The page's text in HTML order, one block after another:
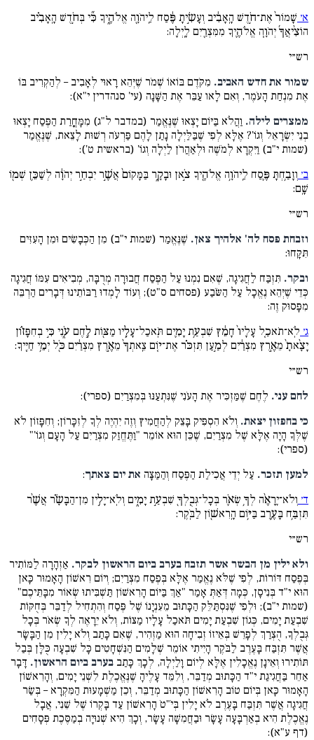
א׳ שָׁמוֹר֙ אֶת־חֹ֣דֶשׁ הָֽאָבִ֔יב וְעָשִׂ֣יתָ פֶּ֔סַח לַֽיהֹוָ֖ה אֱלֹהֶ֑יךָ כִּ֞י בְּחֹ֣דֶשׁ הָֽאָבִ֗יב
הוֹצִ֨יאֲךָ֜ יְהֹוָ֧ה אֱלֹהֶ֛יךָ מִמִּצְרַ֖יִם לָֽיְלָה:
רש״י
שמור את חדש האביב. מִקֹּדֶם בּוֹאוֹ שְׁמֹר שֶׁיְּהֵא רָאוּי לְאָבִיב – לְהַקְרִיב בּוֹ
אֶת מִנְחַת הָעֹמֶר, וְאִם לָאו עַבֵּר אֶת הַשָּׁנָה (עי' סנהדרין י"א):
ממצרים לילה. וַהֲלֹא בַּיּוֹם יָצְאוּ שֶׁנֶּאֱמַר (במדבר ל"ג) מִמָּחֳרַת הַפֶּסַח יָצְאוּ
בְנֵי יִשְׂרָאֵל וְגוֹ'? אֶלָּא לְפִי שֶׁבַּלַּיְלָה נָתַן לָהֶם פַּרְעֹה רְשׁוּת לָצֵאת, שֶׁנֶּאֱמַר
(שמות י"ב) וַיִּקְרָא לְמֹשֶׁה וּלְאַהֲרֹן לַיְלָה וְגוֹ' (בראשית ט'):
ב׳ וְזָבַ֥חְתָּ פֶּ֛סַח לַֽיהֹוָ֥ה אֱלֹהֶ֖יךָ צֹ֣אן וּבָקָ֑ר בַּמָּקוֹם֙ אֲשֶׁ֣ר יִבְחַ֣ר יְהֹוָ֔ה לְשַׁכֵּ֥ן שְׁמ֖וֹ
שָֽׁם:
רש״י
וזבחת פסח לה' אלהיך צאן. שֶׁנֶּאֱמַר (שמות י"ב) מִן הַכְּבָשִׂים וּמִן הָעִזִּים
תִּקָּחוּ:
ובקר. תִּזְבַּח לַחֲגִיגָה, שֶׁאִם נִמְנוּ עַל הַפֶּסַח חֲבוּרָה מְרֻבָּה, מְבִיאִים עִמּוֹ חֲגִיגָה
כְּדֵי שֶׁיְּהֵא נֶאֱכָל עַל הַשֹּׂבַע (פסחים ס"ט); וְעוֹד לָמְדוּ רַבּוֹתֵינוּ דְּבָרִים הַרְבֵּה
מִפָּסוּק זֶה:
ג׳ לֹֽא־תֹאכַ֤ל עָלָיו֙ חָמֵ֔ץ שִׁבְעַ֥ת יָמִ֛ים תֹּֽאכַל־עָלָ֥יו מַצּ֖וֹת לֶ֣חֶם עֹ֑נִי כִּ֣י בְחִפָּז֗וֹן
יָצָ֨אתָ֙ מֵאֶ֣רֶץ מִצְרַ֔יִם לְמַ֣עַן תִּזְכֹּ֗ר אֶת־י֤וֹם צֵֽאתְךָ֙ מֵאֶ֣רֶץ מִצְרַ֔יִם כֹּ֖ל יְמֵ֥י חַיֶּֽיךָ:
רש״י
לחם עני. לֶחֶם שֶׁמַּזְכִּיר אֶת הָעֹנִי שֶׁנִּתְעַנּוּ בְּמִצְרַיִם (ספרי):
כי בחפזון יצאת. וְלֹא הִסְפִּיק בָּצֵק לְהַחֲמִיץ וְזֶה יִהְיֶה לְךָ לְזִכָּרוֹן; וְחִפָּזוֹן לֹא
שֶׁלְּךָ הָיָה אֶלָּא שֶׁל מִצְרַיִם, שֶׁכֵּן הוּא אוֹמֵר "וַתֶּחֱזַק מִצְרַיִם עַל הָעָם וְגוֹ'"
(ספרי):
למען תזכר. עַל יְדֵי אֲכִילַת הַפֶּסַח וְהַמַּצָּה את יום צאתך:
ד׳ וְלֹא־יֵֽרָאֶ֨ה לְךָ֥ שְׂאֹ֛ר בְּכָל־גְּבֻֽלְךָ֖ שִׁבְעַ֣ת יָמִ֑ים וְלֹֽא־יָלִ֣ין מִן־הַבָּשָׂ֗ר אֲשֶׁ֨ר
תִּזְבַּ֥ח בָּעֶ֛רֶב בַּיּ֥וֹם הָֽרִאשׁ֖וֹן לַבֹּֽקֶר:
רש״י
ולא ילין מן הבשר אשר תזבח בערב ביום הראשון לבקר. אַזְהָרָה לַמּוֹתִיר
בְּפֶסַח דּוֹרוֹת, לְפִי שֶׁלֹּא נֶאֱמַר אֶלָּא בְּפֶסַח מִצְרַיִם; וְיוֹם רִאשׁוֹן הָאָמוּר כָּאן
הוּא י"ד בְּנִיסָן, כְּמָה דְּאַתְּ אָמַר "אַךְ בַּיּוֹם הָרִאשׁוֹן תַּשְׁבִּיתוּ שְׂאוֹר מִבָּתֵּיכֶם"
(שמות י"ב); וּלְפִי שֶׁנִּסְתַּלֵּק הַכָּתוּב מֵעִנְיָנוֹ שֶׁל פֶּסַח וְהִתְחִיל לְדַבֵּר בְּחֻקּוֹת
שִׁבְעַת יָמִים, כְּגוֹן שִׁבְעַת יָמִים תֹּאכַל עָלָיו מַצּוֹת, וְלֹא יֵרָאֶה לְךָ שְׂאֹר בְּכָל
גְּבֻלְךָ, הֻצְרַךְ לְפָרֵשׁ בְּאֵיזוֹ זְבִיחָה הוּא מַזְהִיר, שֶׁאִם כָּתַב וְלֹא יָלִין מִן הַבָּשָׂר
אֲשֶׁר תִּזְבַּח בָּעֶרֶב לַבֹּקֶר הָיִיתִי אוֹמֵר שְׁלָמִים הַנִּשְׁחָטִים כָּל שִׁבְעָה כֻּלָּן בְּבַל
תּוֹתִירוּ וְאֵינָן נֶאֱכָלִין אֶלָּא לְיוֹם וָלַיְלָה, לְכָךְ כָּתַב בערב ביום הראשון. דָּבָר
אַחֵר בַּחֲגִיגַת י"ד הַכָּתוּב מְדַבֵּר, וְלִמֵּד עָלֶיהָ שֶׁנֶּאֱכֶלֶת לִשְׁנֵי יָמִים, וְהָרִאשׁוֹן
הָאָמוּר כָּאן בְּיוֹם טוֹב הָרִאשׁוֹן הַכָּתוּב מְדַבֵּר, וְכֵן מַשְׁמָעוּת הַמִּקְרָא – בְּשַׂר
חֲגִיגָה אֲשֶׁר תִּזְבַּח בָּעֶרֶב לֹא יָלִין בְּיֹ"טֹ הָרִאשׁוֹן עַד בָּקְרוֹ שֶׁל שֵׁנִי, אֲבָל
נֶאֱכֶלֶת הִיא בְאַרְבָּעָה עָשָׂר וּבַחֲמִשָׁה עָשָׂר, וְכָךְ הִיא שְׁנוּיָה בְמַסֶּכֶת פְּסָחִים
(דף ע"א):